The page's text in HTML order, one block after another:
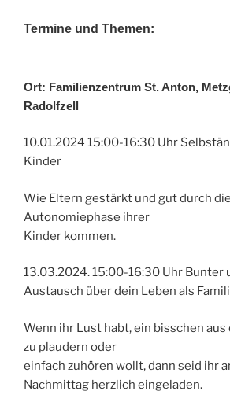
Termine und Themen:
Ort: Familienzentrum St. Anton,
Radolfzell
10.01.2024 15:00-16:30 Uhr
Kinder
Wie Eltern gestärkt und gut durch die
Autonomiephase ihrer
Kinder kommen.
13.03.2024. 15:00-16:30 Uhr Bunter
Austausch über dein Leben als
Wenn ihr Lust habt, ein bisschen
zu plaudern oder
einfach zuhören wollt, dann seid ihr
Nachmittag herzlich eingeladen.